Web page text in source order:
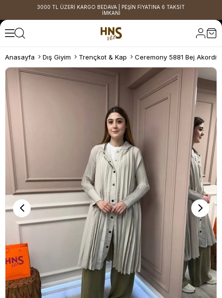
3000 TL ÜZERİ KARGO BEDAVA | PEŞİN FİYATINA 6 TAKSİT
İMKANI
Anasayfa Dış Giyim Trençkot & Kap Ceremony 5881 Bej